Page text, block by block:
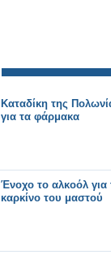
Καταδίκη της
για τα φάρμακα
Ένοχο το αλκοόλ για
καρκίνο του μαστού